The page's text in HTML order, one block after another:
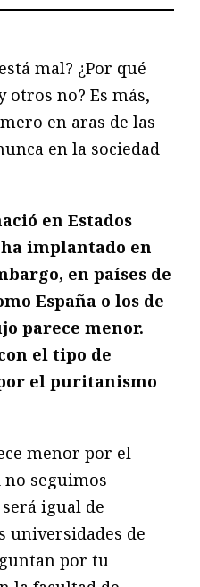
mal? ¿Por qué
otros no? Es más,
en aras de las
en la sociedad
en Estados
implantado en
en países de
España o los de
parece menor.
el tipo de
el puritanismo
menor por el
seguimos
igual de
universidades de
por tu